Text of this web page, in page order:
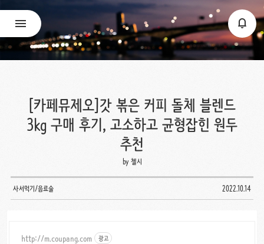
[카페뮤제오]갓 볶은 커피 돌체 블렌드
3kg 구매 후기, 고소하고 균형잡힌 원두
추천
by 첼시
사서먹기/음료술 2022.10.14
http://m.coupang.com 광고